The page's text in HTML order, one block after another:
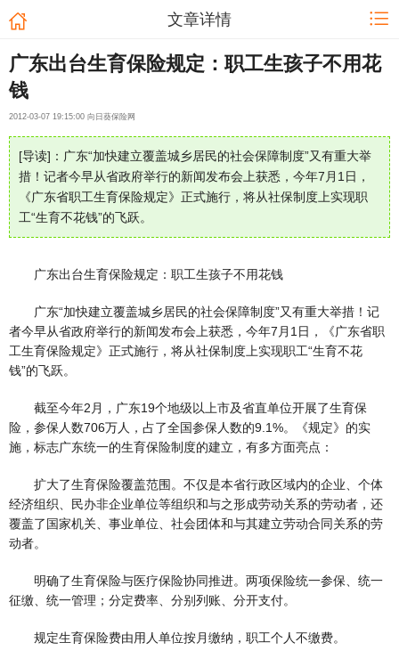
文章详情
广东出台生育保险规定：职工生孩子不用花
钱
2012-03-07 19:15:00 向日葵保险网
[导读]：广东“加快建立覆盖城乡居民的社会保障制度”又有重大举
措！记者今早从省政府举行的新闻发布会上获悉，今年7月1日，
《广东省职工生育保险规定》正式施行，将从社保制度上实现职
工“生育不花钱”的飞跃。
广东出台生育保险规定：职工生孩子不用花钱
广东“加快建立覆盖城乡居民的社会保障制度”又有重大举措！记
者今早从省政府举行的新闻发布会上获悉，今年7月1日，《广东省职
工生育保险规定》正式施行，将从社保制度上实现职工“生育不花
钱”的飞跃。
截至今年2月，广东19个地级以上市及省直单位开展了生育保
险，参保人数706万人，占了全国参保人数的9.1%。《规定》的实
施，标志广东统一的生育保险制度的建立，有多方面亮点：
扩大了生育保险覆盖范围。不仅是本省行政区域内的企业、个体
经济组织、民办非企业单位等组织和与之形成劳动关系的劳动者，还
覆盖了国家机关、事业单位、社会团体和与其建立劳动合同关系的劳
动者。
明确了生育保险与医疗保险协同推进。两项保险统一参保、统一
征缴、统一管理；分定费率、分别列账、分开支付。
规定生育保险费由用人单位按月缴纳，职工个人不缴费。